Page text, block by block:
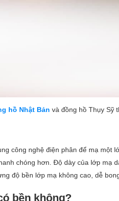
hồ Nhật Bản và đồng hồ Thụy Sỹ
công nghệ điện phân để mạ một
chóng hơn. Độ dày của lớp mạ
độ bền lớp mạ không cao, dễ
bền không?